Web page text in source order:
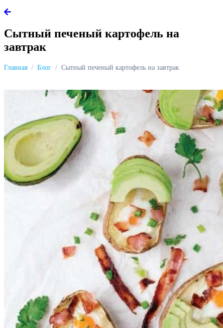
Сытный печеный картофель на
завтрак
Главная Блог Сытный печеный картофель на завтрак